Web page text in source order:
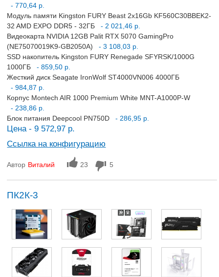
- 770,64 р.
Модуль памяти Kingston FURY Beast 2x16Gb KF560C30BBEK2-
32 AMD EXPO DDR5 - 32ГБ
- 2 021,46 р.
Видеокарта NVIDIA 12GB Palit RTX 5070 GamingPro
(NE75070019K9-GB2050A)
- 3 108,03 р.
SSD накопитель Kingston FURY Renegade SFYRSK/1000G
1000ГБ
- 859,50 р.
Жесткий диск Seagate IronWolf ST4000VN006 4000ГБ
- 984,87 р.
Корпус Montech AIR 1000 Premium White MNT-A1000P-W
- 238,86 р.
Блок питания Deepcool PN750D
- 286,95 р.
Цена - 9 572,97 р.
Ссылка на конфигурацию
Автор Виталий 23 5
ПК2К-3